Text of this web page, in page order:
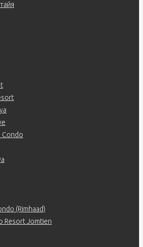
Condo
(Rimhaad)
Resort Jomtien